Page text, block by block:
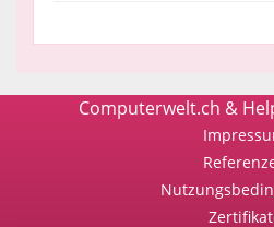
Computerwelt.ch &